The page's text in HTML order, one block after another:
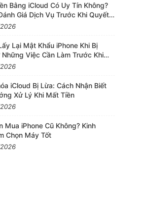
Bằng iCloud Có Uy Tín Không?
Giá Dịch Vụ Trước Khi Quyết
Lại Mật Khẩu iPhone Khi Bị
Những Việc Cần Làm Trước Khi
iCloud Bị Lừa: Cách Nhận Biết
Xử Lý Khi Mất Tiền
Mua iPhone Cũ Không? Kinh
Chọn Máy Tốt